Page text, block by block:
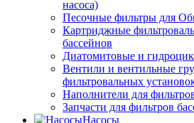
насоса)
Песочные фильтры для
Картриджные
бассейнов
Диатомитовые и
Вентили и вентильные
фильтровальных
Наполнители для
Запчасти для фильтров
Насосы